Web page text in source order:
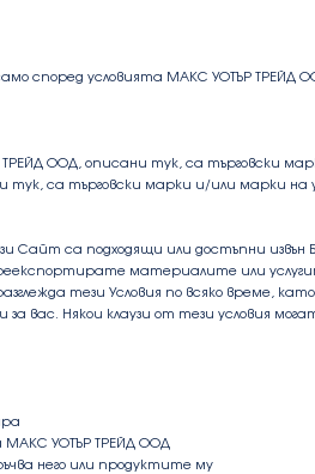
според условията МАКС УОТЪР
ООД, описани тук, са търговски
са търговски марки и/или марки
Сайт са подходящи или достъпни
реекспортирате материалите или
тези Условия по всяко време,
вас. Някои клаузи от тези условия
МАКС УОТЪР ТРЕЙД ООД
него или продуктите му